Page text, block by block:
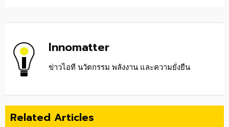
Innomatter
ข่าวไอที นวัตกรรม พลังงาน และความยั่งยืน
Related Articles